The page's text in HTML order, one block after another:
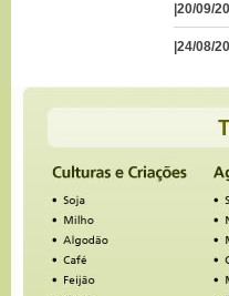
|20/09/
|24/08/